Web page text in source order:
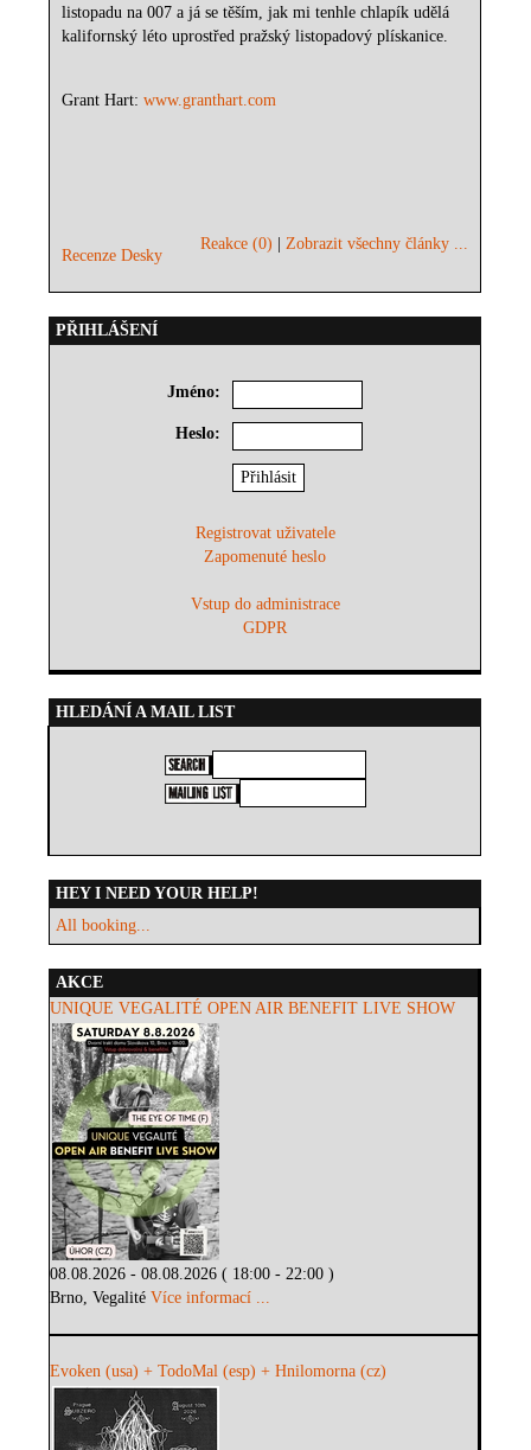
listopadu na007 a já se těším, jak mi tenhle chlapík udělá
kalifornský léto uprostřed pražský listopadový plískanice.
Grant Hart:www.granthart.com
Recenze Desky
Reakce (0) |Zobrazit všechny články ...
PŘIHLÁŠENÍ
Jméno:
Heslo:
Registrovat uživatele
Zapomenuté heslo
Vstup do administrace
GDPR
HLEDÁNÍ A MAIL LIST
HEY I NEED YOUR HELP!
All booking...
AKCE
UNIQUE VEGALITÉ OPEN AIR BENEFIT LIVE SHOW
08.08.2026 - 08.08.2026 ( 18:00 - 22:00 )
Brno, VegalitéVíce informací ...
Evoken (usa) + TodoMal (esp) + Hnilomorna (cz)